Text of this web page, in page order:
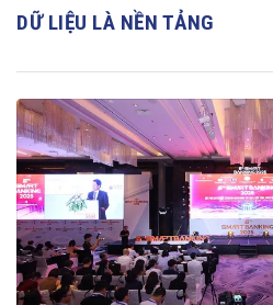
DỮ LIỆU LÀ NỀN TẢNG